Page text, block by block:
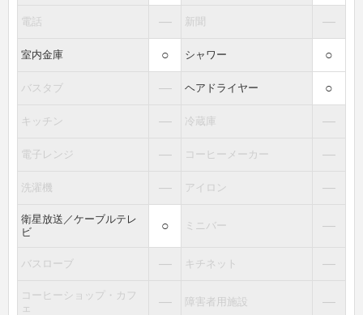
電話 ― 新聞 ―
室内金庫 ○ シャワー ○
バスタブ ― ヘアドライヤー ○
キッチン ― 冷蔵庫 ―
電子レンジ ― コーヒーメーカー ―
洗濯機 ― アイロン ―
衛星放送／ケーブルテレ
ビ
○ ミニバー ―
バスローブ ― キチネット ―
コーヒーショップ・カフ
ェ
― 障害者用施設 ―